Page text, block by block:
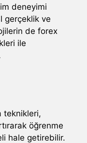
deneyimi
gerçeklik ve
de forex
ile
teknikleri,
öğrenme
hale getirebilir.